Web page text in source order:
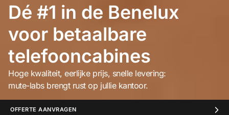
Dé #1 in de Benelux
voor betaalbare
telefooncabines
Hoge kwaliteit, eerlijke prijs, snelle levering:
mute-labs brengt rust op jullie kantoor.
OFFERTE AANVRAGEN